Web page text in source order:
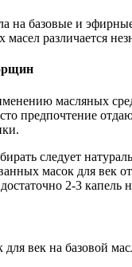
на базовые и
различается
масляных
предпочтение
следует
масок для век
2-3 капель
век на базовой